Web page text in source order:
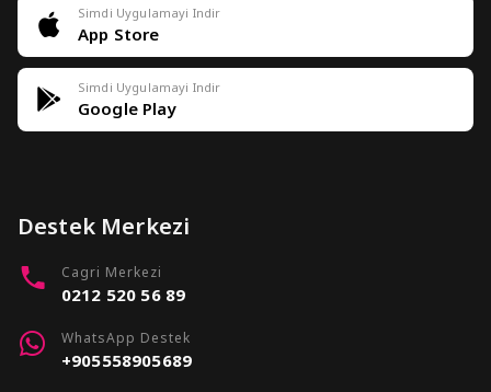
Simdi Uygulamayi Indir
App Store
Simdi Uygulamayi Indir
Google Play
Destek Merkezi
Cagri Merkezi
0212 520 56 89
WhatsApp Destek
+905558905689